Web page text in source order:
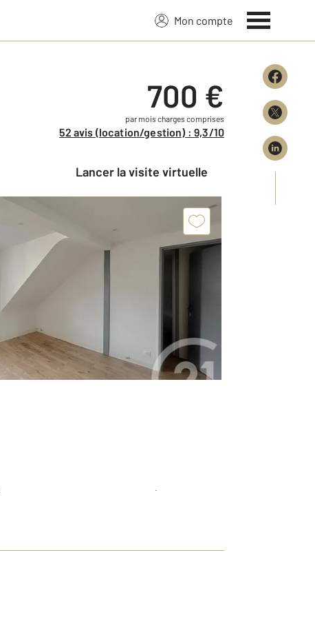
Mon compte
700 €
par mois charges comprises
52 avis (location/gestion) : 9,3/10
Lancer la visite virtuelle